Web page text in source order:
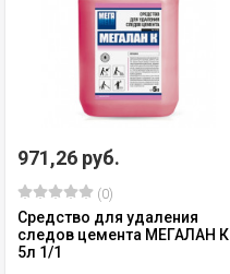
971,26 руб.
(0)
Средство для удаления
следов цемента МЕГАЛАН К
5л 1/1